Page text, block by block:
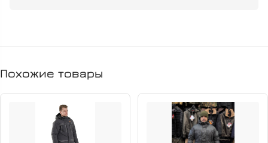
Обладает влаго- грязеотталкивающими свойствами, не
пропускает ветер, даже сильные порывы. Не шуршит.
Температура -25
Похожие товары